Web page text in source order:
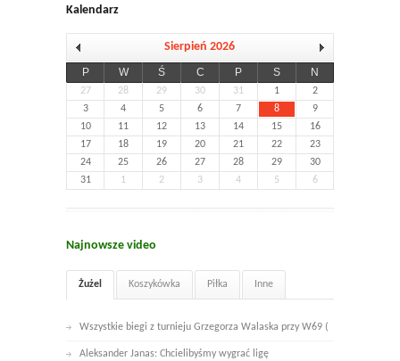
Kalendarz
Sierpień 2026
P W Ś C P S N
27 28 29 30 31 1
2
3
4 5 6 7 8
9
10
11 12 13 14 15
16
17
18 19 20 21 22
23
24
25 26 27 28 29
30
31
1 2 3 4 5 6
Najnowsze video
Żużel Koszykówka Piłka Inne
Wszystkie biegi z turnieju Grzegorza Walaska przy W69 (
Aleksander Janas: Chcielibyśmy wygrać ligę